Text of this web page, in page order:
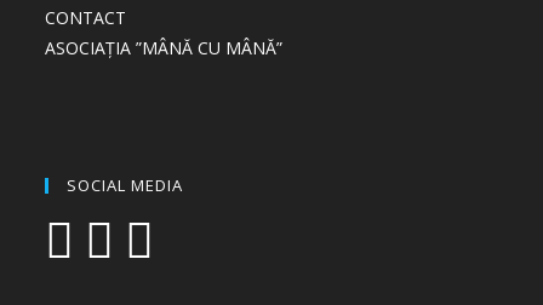
CONTACT
ASOCIAȚIA ”MÂNĂ CU MÂNĂ”
SOCIAL MEDIA
Opens
in
Opens
in